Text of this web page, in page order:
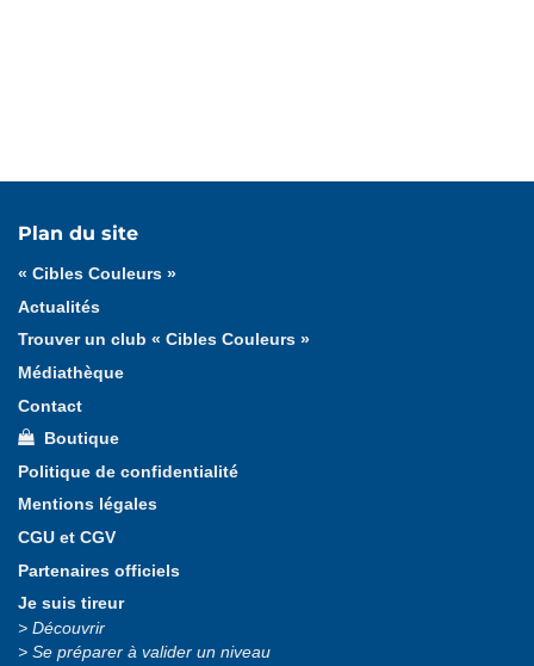
Vidéos
Plan du site
« Cibles Couleurs »
Actualités
Trouver un club « Cibles Couleurs »
Médiathèque
Contact
Boutique
Politique de confidentialité
Mentions légales
CGU et CGV
Partenaires officiels
Je suis tireur
Découvrir
Se préparer à valider un niveau